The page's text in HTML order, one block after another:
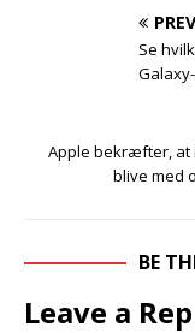
Se
Apple bekræfter, at
blive med
BE
Leave a